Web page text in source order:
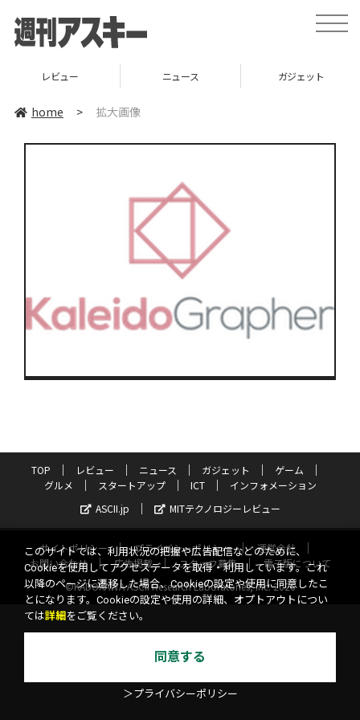
toggle
レビュー ニュース ガジェット
home > 拡大画像
TOP レビュー ニュース ガジェット
ゲーム
グルメ
スタートアップ ICT
インフォメーション
ASCII.jp
MITテクノロジーレビュー
サイトポリシー プライバシーポリシー
運営会社
お問い合わせ
広告掲載 スタッフ募集
電子版について
©KADOKAWA ASCII Research Laboratories, Inc. 2026
このサイトでは、利用状況の把握や広告配信などのために、
Cookieを使用してアクセスデータを取得・利用しています。これ
以降のページに遷移した場合、Cookieの設定や使用に同意したこ
とになります。Cookieの設定や使用の詳細、オプトアウトについ
ては詳細 をご覧ください。
同意する
＞プライバシーポリシー